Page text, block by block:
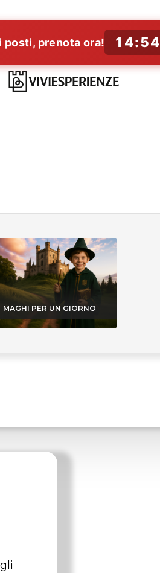
posti, prenota ora! 14:52
MAGHI PER UN GIORNO